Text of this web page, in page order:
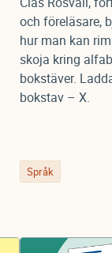
och föreläsare,
hur man kan
skoja kring
bokstäver.
bokstav – X.
Språk